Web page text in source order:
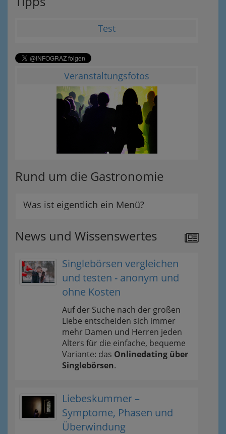
Test
Veranstaltungsfotos
Rund um die Gastronomie
Was ist eigentlich ein Menü?
News und Wissenswertes
Singlebörsen vergleichen
und testen - anonym und
ohne Kosten
Auf der Suche nach der großen
Liebe entscheiden sich immer
mehr Damen und Herren jeden
Alters für die einfache, bequeme
Variante: das Onlinedating über
Singlebörsen.
Liebeskummer –
Symptome, Phasen und
Überwindung